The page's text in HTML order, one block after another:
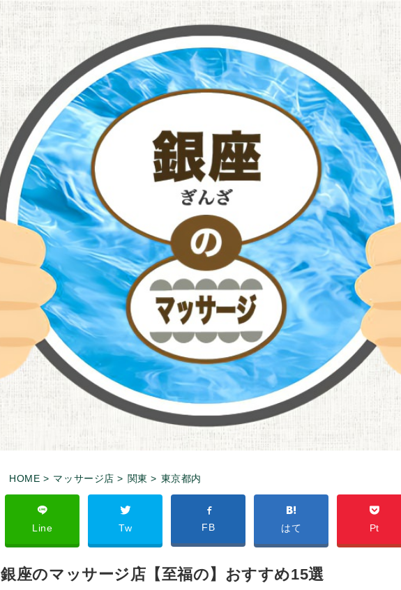
HOME > マッサージ店 > 関東 > 東京都内
Line Tw FB はて Pt
銀座のマッサージ店【至福の】おすすめ15選